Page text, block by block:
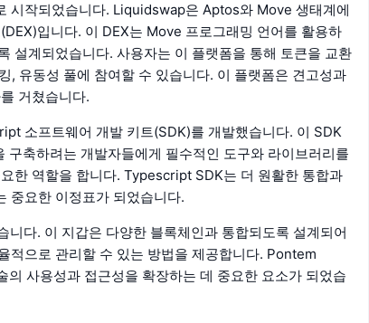
시작되었습니다. Liquidswap은 Aptos와 Move 생태계에
입니다. 이 DEX는 Move 프로그래밍 언어를 활용하
설계되었습니다. 사용자는 이 플랫폼을 통해 토큰을 교환
유동성 풀에 참여할 수 있습니다. 이 플랫폼은 견고성과
거쳤습니다.
소프트웨어 개발 키트(SDK)를 개발했습니다. 이 SDK
축하려는 개발자들에게 필수적인 도구와 라이브러리를
한 역할을 합니다. Typescript SDK는 더 원활한 통합과
중요한 이정표가 되었습니다.
다. 이 지갑은 다양한 블록체인과 통합되도록 설계되어
적으로 관리할 수 있는 방법을 제공합니다. Pontem
사용성과 접근성을 확장하는 데 중요한 요소가 되었습